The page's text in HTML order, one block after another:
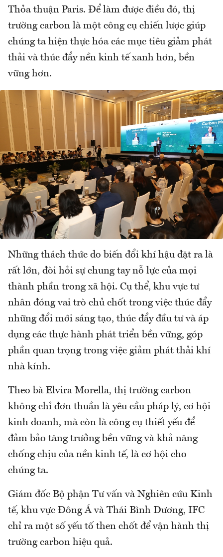
Thỏa thuận Paris. Để làm được điều đó, thị
trường carbon là một công cụ chiến lược giúp
chúng ta hiện thực hóa các mục tiêu giảm phát
thải và thúc đẩy nền kinh tế xanh hơn, bền
vững hơn.
Những thách thức do biến đổi khí hậu đặt ra là
rất lớn, đòi hỏi sự chung tay nỗ lực của mọi
thành phần trong xã hội. Cụ thể, khu vực tư
nhân đóng vai trò chủ chốt trong việc thúc đẩy
những đổi mới sáng tạo, thúc đẩy đầu tư và áp
dụng các thực hành phát triển bền vững, góp
phần quan trọng trong việc giảm phát thải khí
nhà kính.
Theo bà Elvira Morella, thị trường carbon
không chỉ đơn thuần là yêu cầu pháp lý, cơ hội
kinh doanh, mà còn là công cụ thiết yếu để
đảm bảo tăng trưởng bền vững và khả năng
chống chịu của nền kinh tế, là cơ hội cho
chúng ta.
Giám đốc Bộ phận Tư vấn và Nghiên cứu Kinh
tế, khu vực Đông Á và Thái Bình Dương, IFC
chỉ ra một số yếu tố then chốt để vận hành thị
trường carbon hiệu quả.